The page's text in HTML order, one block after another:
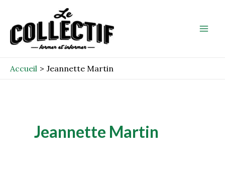
contenu
Accueil Jeannette Martin
Jeannette Martin